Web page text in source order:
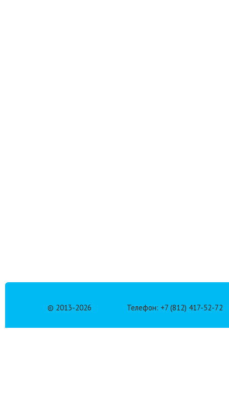
© 2013-2026 Телефон: +7 (812) 417-52-72